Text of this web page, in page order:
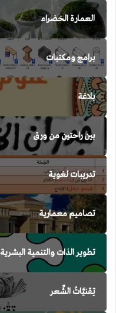
العمارة الخضراء
برامج ومكتبات
بلاغة
بين راحتين من ورق
تدريبات لغوية
تصاميم معمارية
تطوير الذات والتنمية البشرية
تِقنيَّاتُ الشِّعر